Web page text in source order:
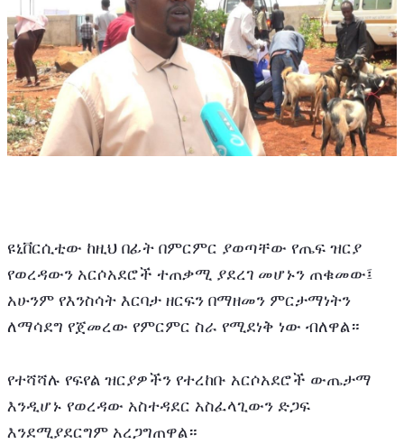
ዩኒቨርሲቲው ከዚህ በፊት በምርምር ያወጣቸው የጤፍ ዝርያ
የወረዳውን አርሶአደሮች ተጠቃሚ ያደረገ መሆኑን ጠቁመው፤
አሁንም የእንስሳት እርባታ ዘርፍን በማዘመን ምርታማነትን
ለማሳደግ የጀመረው የምርምር ስራ የሚደነቅ ነው ብለዋል።
የተሻሻሉ የፍየል ዝርያዎችን የተረከቡ አርሶአደሮች ውጤታማ
እንዲሆኑ የወረዳው አስተዳደር አስፈላጊውን ድጋፍ
እንደሚያደርግም አረጋግጠዋል።